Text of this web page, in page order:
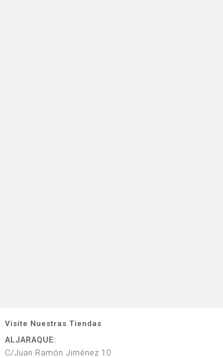
Visite Nuestras Tiendas
ALJARAQUE:
C/Juan Ramón Jiménez 10